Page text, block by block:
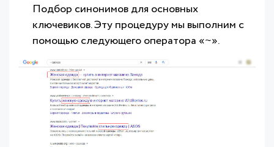
Подбор синонимов для основных
ключевиков. Эту процедуру мы выполним с
помощью следующего оператора «~».